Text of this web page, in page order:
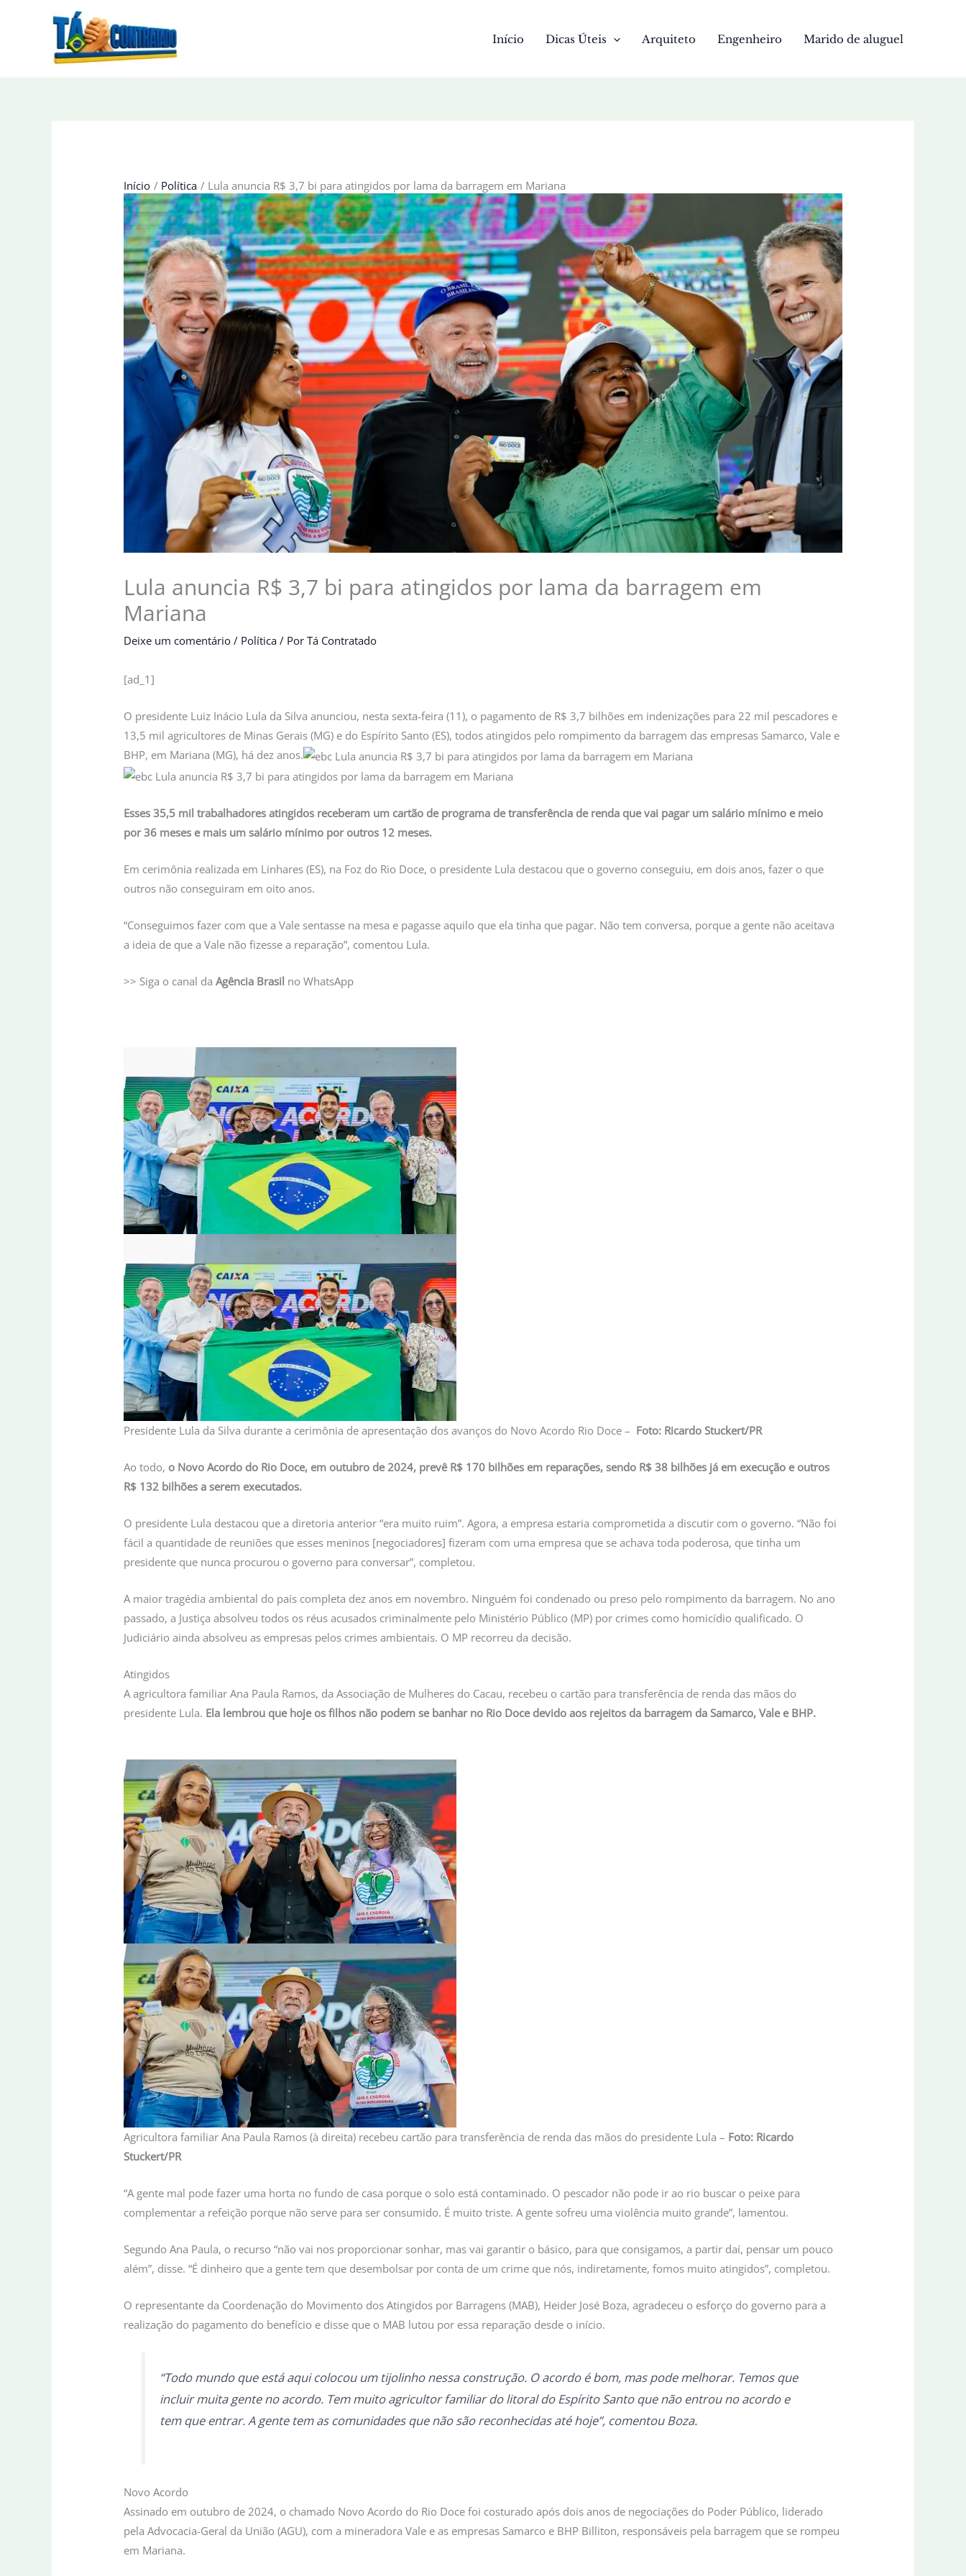
Início Dicas Úteis Arquiteto Engenheiro Marido de aluguel
Início Política Lula anuncia R$ 3,7 bi para atingidos por lama da barragem em Mariana
Lula anuncia R$ 3,7 bi para atingidos por lama da barragem em
Mariana
Deixe um comentário / Política / PorTá Contratado
[ad_1]
O presidente Luiz Inácio Lula da Silva anunciou, nesta sexta-feira (11), o pagamento de R$ 3,7 bilhões em indenizações para 22 mil pescadores e
13,5 mil agricultores de Minas Gerais (MG) e do Espírito Santo (ES), todos atingidos pelo rompimento da barragem das empresas Samarco, Vale e
BHP, em Mariana (MG), há dez anos.
Esses 35,5 mil trabalhadores atingidos receberam um cartão de programa de transferência de renda que vai pagar um salário mínimo e meio
por 36 meses e mais um salário mínimo por outros 12 meses.
Em cerimônia realizada em Linhares (ES), na Foz do Rio Doce, o presidente Lula destacou que o governo conseguiu, em dois anos, fazer o que
outros não conseguiram em oito anos.
“Conseguimos fazer com que a Vale sentasse na mesa e pagasse aquilo que ela tinha que pagar. Não tem conversa, porque a gente não aceitava
a ideia de que a Vale não fizesse a reparação”, comentou Lula.
>> Siga o canal daAgência Brasil no WhatsApp
Presidente Lula da Silva durante a cerimônia de apresentação dos avanços do Novo Acordo Rio Doce – Foto: Ricardo Stuckert/PR
Ao todo, o Novo Acordo do Rio Doce, em outubro de 2024, prevê R$ 170 bilhões em reparações, sendo R$ 38 bilhões já em execução e outros
R$ 132 bilhões a serem executados.
O presidente Lula destacou que a diretoria anterior “era muito ruim”. Agora, a empresa estaria comprometida a discutir com o governo. “Não foi
fácil a quantidade de reuniões que esses meninos [negociadores] fizeram com uma empresa que se achava toda poderosa, que tinha um
presidente que nunca procurou o governo para conversar”, completou.
A maior tragédia ambiental do país completa dez anos em novembro. Ninguém foi condenado ou preso pelo rompimento da barragem. No ano
passado, a Justiça absolveu todos os réus acusados criminalmente pelo Ministério Público (MP) por crimes como homicídio qualificado. O
Judiciário ainda absolveu as empresas pelos crimes ambientais. O MP recorreu da decisão.
Atingidos
A agricultora familiar Ana Paula Ramos, da Associação de Mulheres do Cacau, recebeu o cartão para transferência de renda das mãos do
presidente Lula. Ela lembrou que hoje os filhos não podem se banhar no Rio Doce devido aos rejeitos da barragem da Samarco, Vale e BHP.
Agricultora familiar Ana Paula Ramos (à direita) recebeu cartão para transferência de renda das mãos do presidente Lula – Foto: Ricardo
Stuckert/PR
“A gente mal pode fazer uma horta no fundo de casa porque o solo está contaminado. O pescador não pode ir ao rio buscar o peixe para
complementar a refeição porque não serve para ser consumido. É muito triste. A gente sofreu uma violência muito grande”, lamentou.
Segundo Ana Paula, o recurso “não vai nos proporcionar sonhar, mas vai garantir o básico, para que consigamos, a partir daí, pensar um pouco
além”, disse. “É dinheiro que a gente tem que desembolsar por conta de um crime que nós, indiretamente, fomos muito atingidos”, completou.
O representante da Coordenação do Movimento dos Atingidos por Barragens (MAB), Heider José Boza, agradeceu o esforço do governo para a
realização do pagamento do benefício e disse que o MAB lutou por essa reparação desde o início.
“Todo mundo que está aqui colocou um tijolinho nessa construção. O acordo é bom, mas pode melhorar. Temos que
incluir muita gente no acordo. Tem muito agricultor familiar do litoral do Espírito Santo que não entrou no acordo e
tem que entrar. A gente tem as comunidades que não são reconhecidas até hoje”, comentou Boza.
Novo Acordo
Assinado em outubro de 2024, o chamado Novo Acordo do Rio Doce foi costurado após dois anos de negociações do Poder Público, liderado
pela Advocacia-Geral da União (AGU), com a mineradora Vale e as empresas Samarco e BHP Billiton, responsáveis pela barragem que se rompeu
em Mariana.